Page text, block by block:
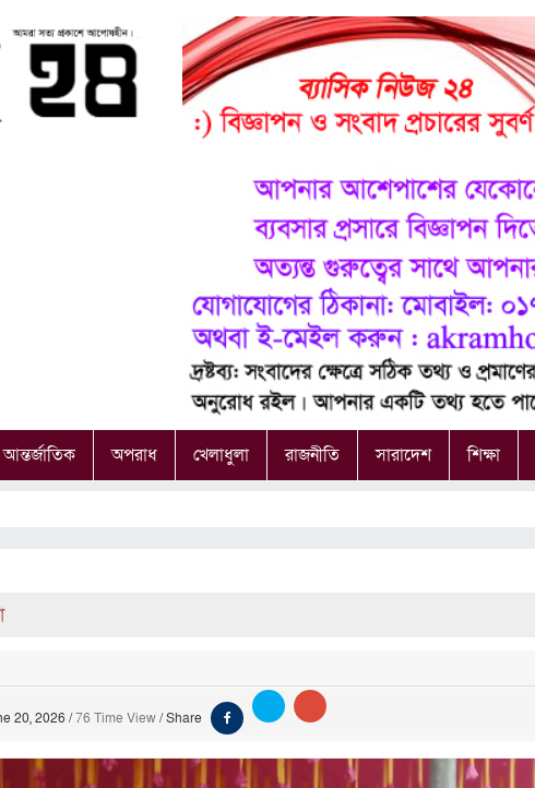
আন্তর্জাতিক অপরাধ খেলাধুলা রাজনীতি সারাদেশ শিক্ষা
20, 2026 /76 Time View/Share